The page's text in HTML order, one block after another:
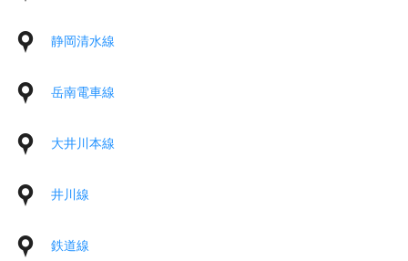
静岡清水線
岳南電車線
大井川本線
井川線
鉄道線